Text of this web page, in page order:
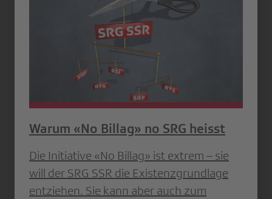
Warum «No Billag» no SRG heisst
Die Initiative «No Billag» ist extrem – sie
will der SRG SSR die Existenzgrundlage
entziehen. Sie kann aber auch zum